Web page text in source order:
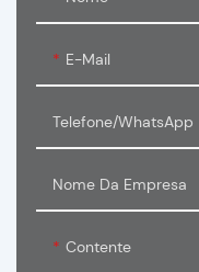
E-Mail
Telefone/WhatsApp
Nome Da Empresa
Contente